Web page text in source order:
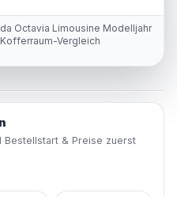
Octavia Limousine Modelljahr
Vergleich
Bestellstart & Preise zuerst